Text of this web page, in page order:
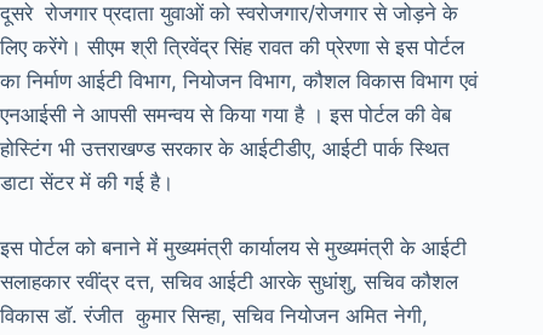
दूसरे रोजगार प्रदाता युवाओं को स्वरोजगार/रोजगार से जोड़ने के
लिए करेंगे। सीएम श्री त्रिवेंद्र सिंह रावत की प्रेरणा से इस पोर्टल
का निर्माण आईटी विभाग, नियोजन विभाग, कौशल विकास विभाग एवं
एनआईसी ने आपसी समन्वय से किया गया है । इस पोर्टल की वेब
होस्टिंग भी उत्तराखण्ड सरकार के आईटीडीए, आईटी पार्क स्थित
डाटा सेंटर में की गई है।
इस पोर्टल को बनाने में मुख्यमंत्री कार्यालय से मुख्यमंत्री के आईटी
सलाहकार रवींद्र दत्त, सचिव आईटी आरके सुधांशु, सचिव कौशल
विकास डॉ. रंजीत कुमार सिन्हा, सचिव नियोजन अमित नेगी,